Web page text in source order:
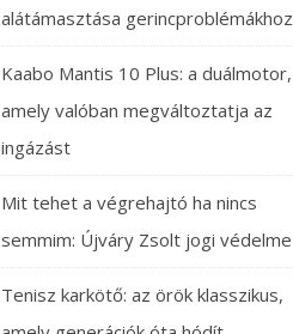
alátámasztása gerincproblémákhoz
Kaabo Mantis 10 Plus: a duálmotor,
amely valóban megváltoztatja az
ingázást
Mit tehet a végrehajtó ha nincs
semmim: Újváry Zsolt jogi védelme
Tenisz karkötő: az örök klasszikus,